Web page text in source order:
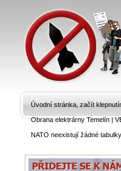
Úvodní stránka, začít
Obrana elektrárny Temelín|
NATO neexistují žádné tabulky.